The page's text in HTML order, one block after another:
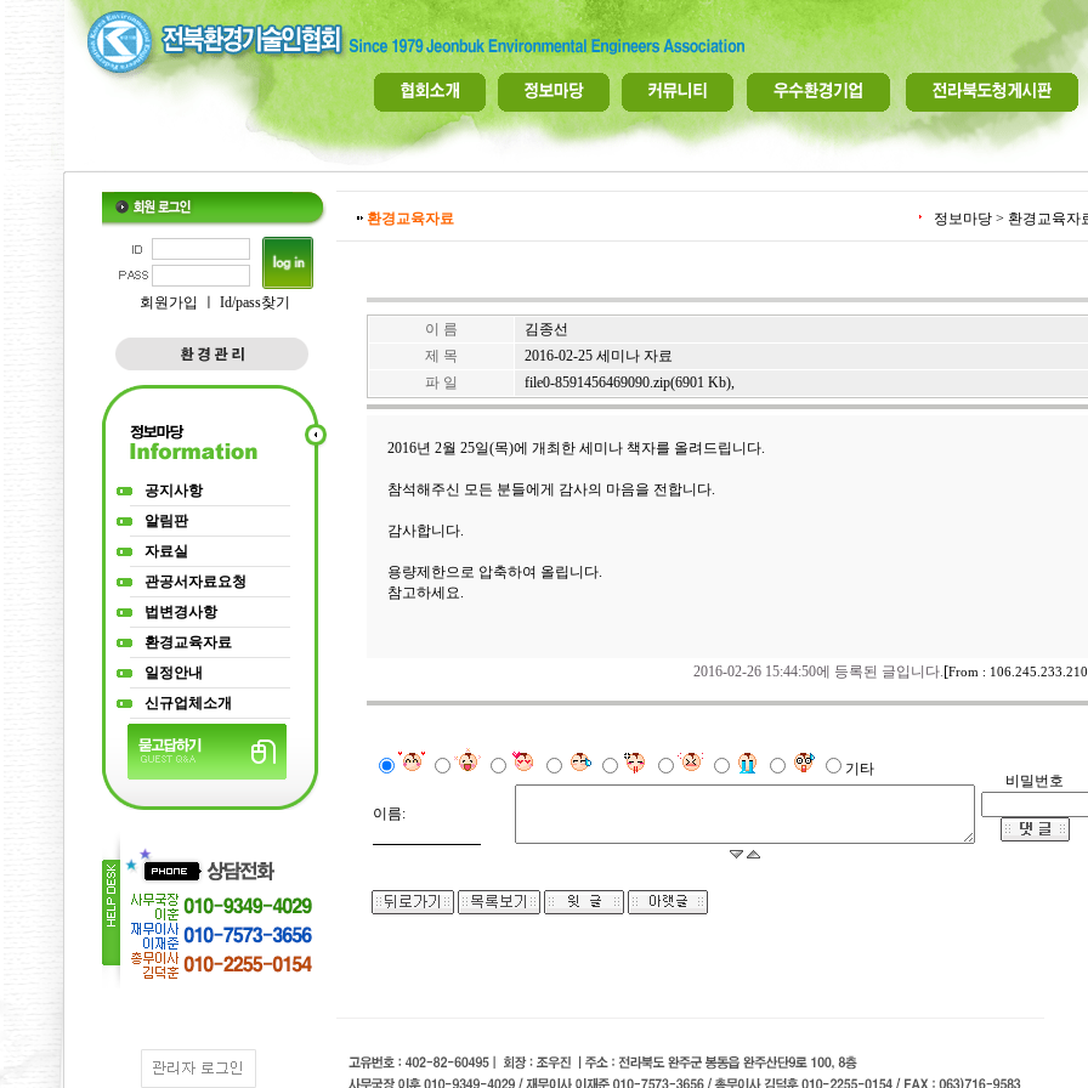
회원가입 Id/pass찾기
공지사항
알림판
자료실
관공서자료요청
법변경사항
환경교육자료
일정안내
신규업체소개
환경교육자료 정보마당 > 환경교육자
이 름
김종선
제 목
2016-02-25 세미나 자료
파 일
file0-8591456469090.zip(6901 Kb),
2016년 2월 25일(목)에 개최한 세미나 책자를 올려드립니다.
참석해주신 모든 분들에게 감사의 마음을 전합니다.
감사합니다.
용량제한으로 압축하여 올립니다.
참고하세요.
2016-02-26 15:44:50에 등록된 글입니다.[From : 106.245.233.210
기타
비밀번호
이름: